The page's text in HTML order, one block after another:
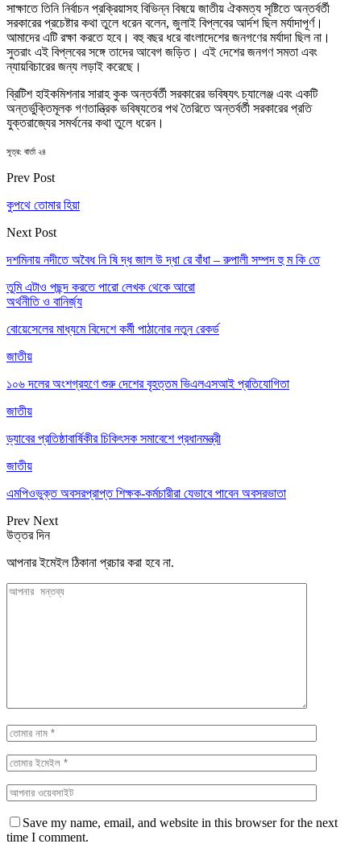
সাক্ষাতে তিনি নির্বাচন প্রক্রিয়াসহ বিভিন্ন বিষয়ে জাতীয় ঐকমত্য সৃষ্টিতে অন্তর্বর্তী
সরকারের প্রচেষ্টার কথা তুলে ধরেন বলেন, জুলাই বিপ্লবের আর্দশ ছিল মর্যাদাপূর্ণ।
আমাদের এটি রক্ষা করতে হবে। বহু বছর ধরে বাংলাদেশের জনগণের মর্যাদা ছিল না।
সুতরাং এই বিপ্লবের সঙ্গে তাদের আবেগ জড়িত। এই দেশের জনগণ সমতা এবং
ন্যায়বিচারের জন্য লড়াই করেছে।
ব্রিটিশ হাইকমিশনার সারাহ কুক অন্তর্বর্তী সরকারের ভবিষ্যৎ চ্যালেঞ্জ এবং একটি
অন্তর্ভুক্তিমূলক গণতান্ত্রিক ভবিষ্যতের পথ তৈরিতে অন্তর্বর্তী সরকারের প্রতি
যুক্তরাজ্যের সমর্থনের কথা তুলে ধরেন।
সূত্র: বার্তা ২৪
Prev Post
কুপথে তোমার হিয়া
Next Post
দশমিনায় নদীতে অবৈধ নি ষি দ্ধ জাল উ দ্ধা রে বাঁধা – রুপালী সম্পদ হু ম কি তে
তুমি এটাও পছন্দ করতে পারো লেখক থেকে আরো
অর্থনীতি ও বানির্জ্য
বোয়েসেলের মাধ্যমে বিদেশে কর্মী পাঠানোর নতুন রেকর্ড
জাতীয়
১০৬ দলের অংশগ্রহণে শুরু দেশের বৃহত্তম ভিএলএসআই প্রতিযোগিতা
জাতীয়
ড্যাবের প্রতিষ্ঠাবার্ষিকীর চিকিৎসক সমাবেশে প্রধানমন্ত্রী
জাতীয়
এমপিওভুক্ত অবসরপ্রাপ্ত শিক্ষক-কর্মচারীরা যেভাবে পাবেন অবসরভাতা
Prev Next
উত্তর দিন
আপনার ইমেইল ঠিকানা প্রচার করা হবে না.
Save my name, email, and website in this browser for the next
time I comment.